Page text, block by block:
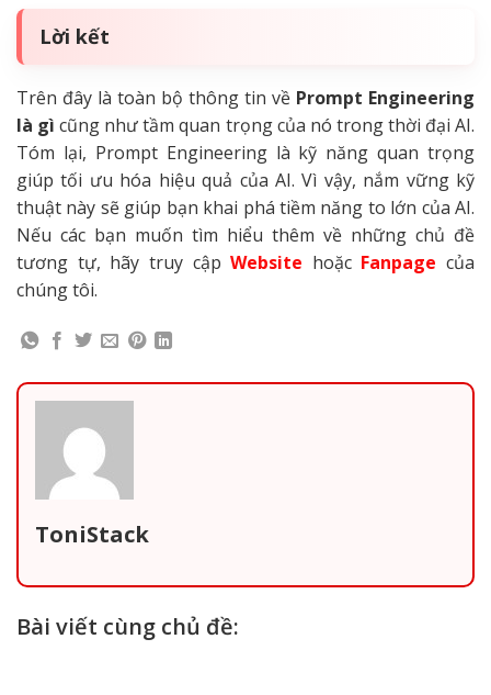
Lời kết
Trên đây là toàn bộ thông tin về Prompt Engineering
là gì cũng như tầm quan trọng của nó trong thời đại AI.
Tóm lại, Prompt Engineering là kỹ năng quan trọng
giúp tối ưu hóa hiệu quả của AI. Vì vậy, nắm vững kỹ
thuật này sẽ giúp bạn khai phá tiềm năng to lớn của AI.
Nếu các bạn muốn tìm hiểu thêm về những chủ đề
tương tự, hãy truy cậpWebsite hoặc Fanpage của
chúng tôi.
ToniStack
Bài viết cùng chủ đề: